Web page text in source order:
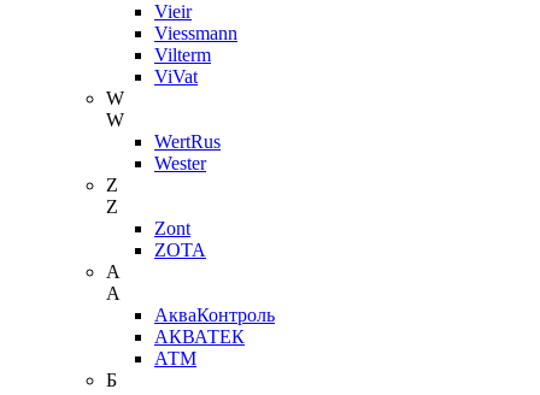
Vieir
Viessmann
Vilterm
ViVat
W
W
WertRus
Wester
Z
Z
Zont
ZOTA
А
А
АкваКонтроль
АКВАТЕК
АТМ
Б